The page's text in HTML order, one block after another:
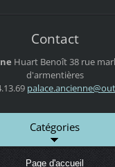
Contact
Huart Benoît38 rue
d'armentières
palace.ancienne@
Catégories
Page d'accueil